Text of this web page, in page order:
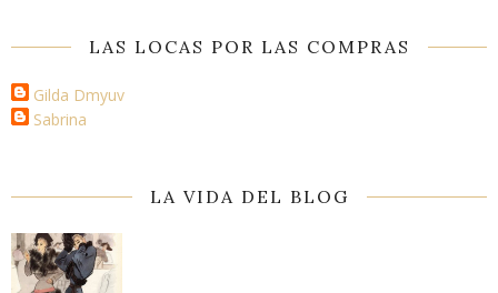
LAS LOCAS POR LAS COMPRAS
Gilda Dmyuv
Sabrina
LA VIDA DEL BLOG